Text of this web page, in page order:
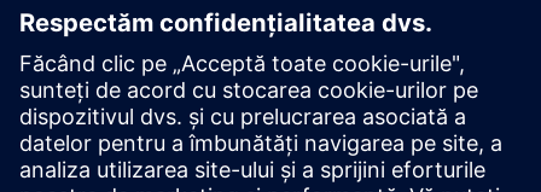
Aflați mai multe
Condiții preliminare
Scheme P&I, desene, planuri de etaj și machete, trimiteri de
proiectare a sistemului